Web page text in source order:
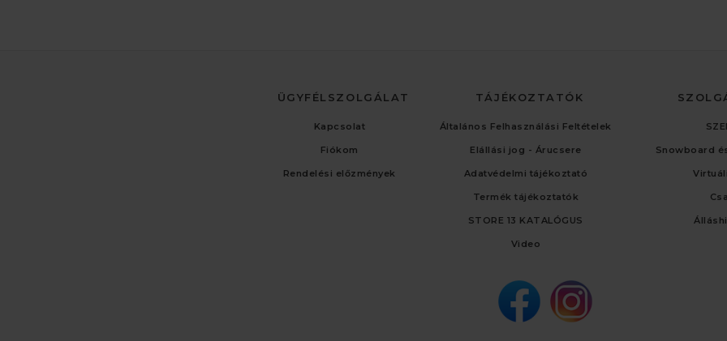
ÜGYFÉLSZOLGÁLAT
Kapcsolat
Fiókom
Rendelési előzmények
TÁJÉKOZTATÓK
Általános Felhasználási Feltételek
Elállási jog - Árucsere
Adatvédelmi tájékoztató
Termék tájékoztatók
STORE 13 KATALÓGUS
Video
Snowboard